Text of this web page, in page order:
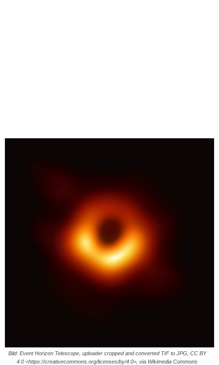
Bild: Event Horizon Telescope, uploader cropped and converted TIF to JPG, CC BY
4.0 <https://creativecommons.org/licenses/by/4.0>, via Wikimedia Commons